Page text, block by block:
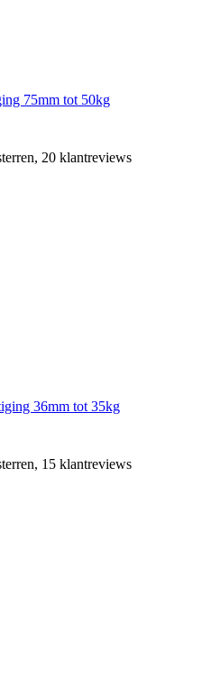
75mm tot 50kg
20 klantreviews
36mm tot 35kg
15 klantreviews